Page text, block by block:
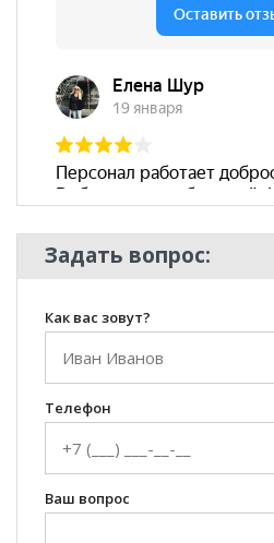
Стиль
Классический
Комната
Гостиная
Задать вопрос:
Как вас зовут?
Телефон
Ваш вопрос